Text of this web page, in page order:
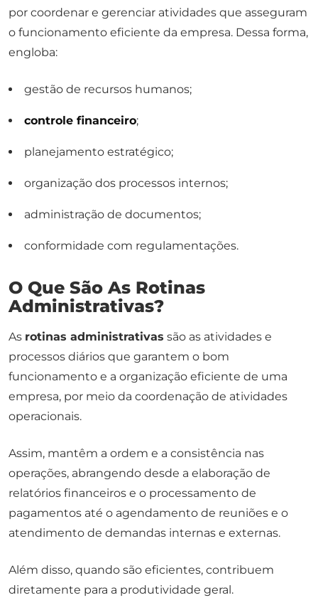
por coordenar e gerenciar atividades que asseguram
o funcionamento eficiente da empresa. Dessa forma,
engloba:
gestão de recursos humanos;
controle financeiro;
planejamento estratégico;
organização dos processos internos;
administração de documentos;
conformidade com regulamentações.
O Que São As Rotinas
Administrativas?
As rotinas administrativas são as atividades e
processos diários que garantem o bom
funcionamento e a organização eficiente de uma
empresa, por meio da coordenação de atividades
operacionais.
Assim, mantêm a ordem e a consistência nas
operações, abrangendo desde a elaboração de
relatórios financeiros e o processamento de
pagamentos até o agendamento de reuniões e o
atendimento de demandas internas e externas.
Além disso, quando são eficientes, contribuem
diretamente para a produtividade geral.